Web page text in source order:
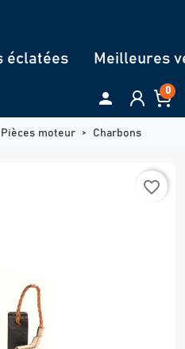
éclatées Meilleures
 0
Pièces moteur Charbons
favorite_border